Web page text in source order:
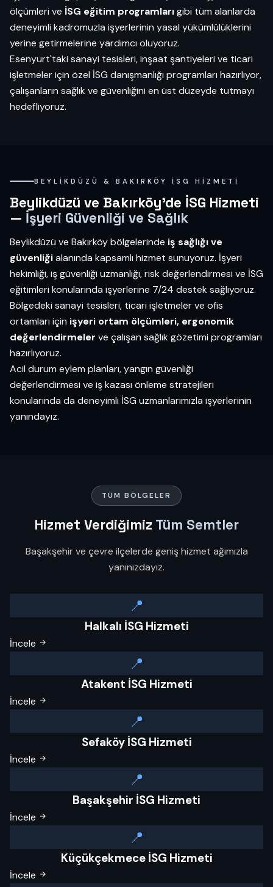
ölçümleri ve İSG eğitim programlarıgibi tüm alanlarda
deneyimli kadromuzla işyerlerinin yasal yükümlülüklerini
yerine getirmelerine yardımcı oluyoruz.
Esenyurt'taki sanayi tesisleri, inşaat şantiyeleri ve ticari
işletmeler için özel İSG danışmanlığı programları hazırlıyor,
çalışanların sağlık ve güvenliğini en üst düzeyde tutmayı
hedefliyoruz.
BEYLIKDÜZÜ & BAKIRKÖY İSG HIZMETI
Beylikdüzü ve Bakırköy'de İSG Hizmeti
— İşyeri Güvenliği ve Sağlık
Beylikdüzü ve Bakırköy bölgelerinde iş sağlığı ve
güvenliğialanında kapsamlı hizmet sunuyoruz. İşyeri
hekimliği, iş güvenliği uzmanlığı, risk değerlendirmesi ve İSG
eğitimleri konularında işyerlerine 7/24 destek sağlıyoruz.
Bölgedeki sanayi tesisleri, ticari işletmeler ve ofis
ortamları için işyeri ortam ölçümleri, ergonomik
değerlendirmeler ve çalışan sağlık gözetimi programları
hazırlıyoruz.
Acil durum eylem planları, yangın güvenliği
değerlendirmesi ve iş kazası önleme stratejileri
konularında da deneyimli İSG uzmanlarımızla işyerlerinin
yanındayız.
TÜM BÖLGELER
Hizmet Verdiğimiz Tüm Semtler
Başakşehir ve çevre ilçelerde geniş hizmet ağımızla
yanınızdayız.
📍
Halkalı İSG Hizmeti
İncele
📍
Atakent İSG Hizmeti
İncele
📍
Sefaköy İSG Hizmeti
İncele
📍
Başakşehir İSG Hizmeti
İncele
📍
Küçükçekmece İSG Hizmeti
İncele